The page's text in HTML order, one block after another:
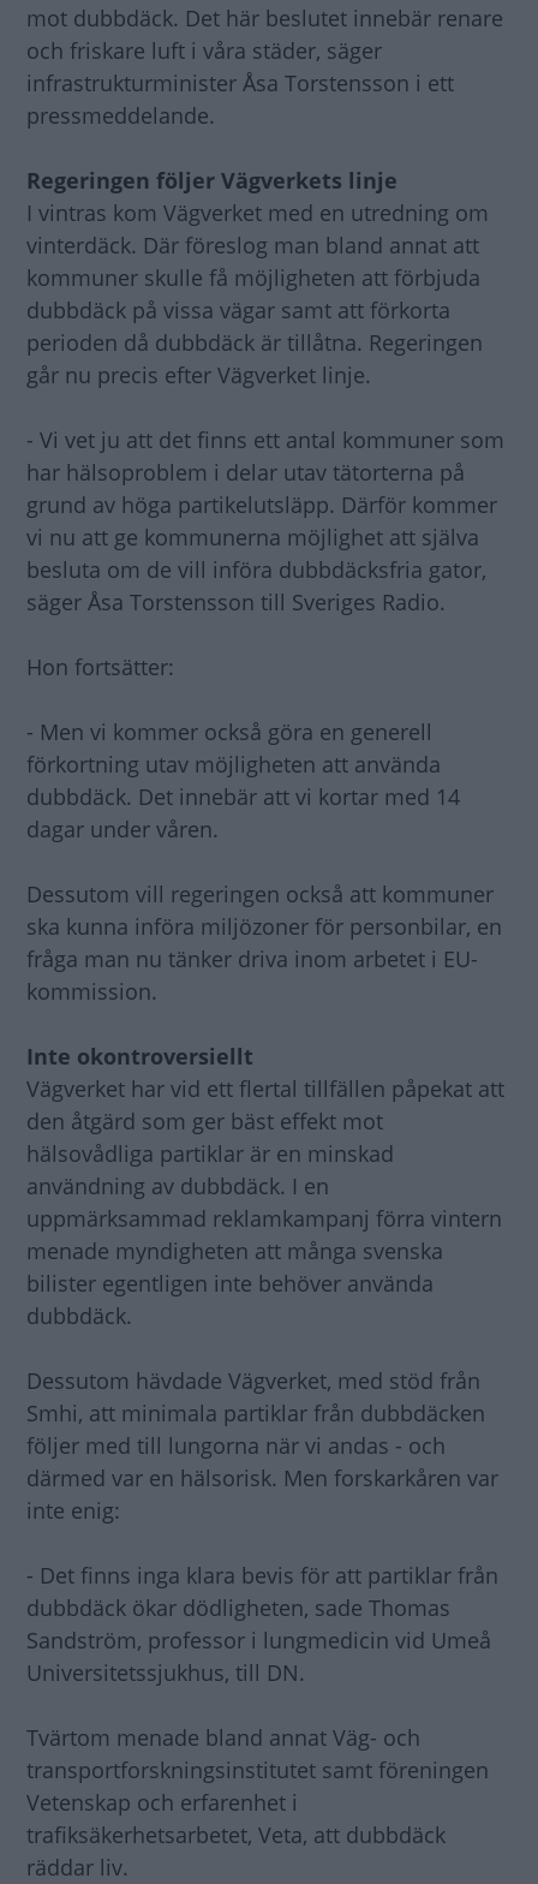
mot dubbdäck. Det här beslutet innebär renare
och friskare luft i våra städer, säger
infrastrukturminister Åsa Torstensson i ett
pressmeddelande.
Regeringen följer Vägverkets linje
I vintras kom Vägverket med en utredning om
vinterdäck. Där föreslog man bland annat att
kommuner skulle få möjligheten att förbjuda
dubbdäck på vissa vägar samt att förkorta
perioden då dubbdäck är tillåtna. Regeringen
går nu precis efter Vägverket linje.
- Vi vet ju att det finns ett antal kommuner som
har hälsoproblem i delar utav tätorterna på
grund av höga partikelutsläpp. Därför kommer
vi nu att ge kommunerna möjlighet att själva
besluta om de vill införa dubbdäcksfria gator,
säger Åsa Torstensson till Sveriges Radio.
Hon fortsätter:
- Men vi kommer också göra en generell
förkortning utav möjligheten att använda
dubbdäck. Det innebär att vi kortar med 14
dagar under våren.
Dessutom vill regeringen också att kommuner
ska kunna införa miljözoner för personbilar, en
fråga man nu tänker driva inom arbetet i EU-
kommission.
Inte okontroversiellt
Vägverket har vid ett flertal tillfällen påpekat att
den åtgärd som ger bäst effekt mot
hälsovådliga partiklar är en minskad
användning av dubbdäck. I en
uppmärksammad reklamkampanj förra vintern
menade myndigheten att många svenska
bilister egentligen inte behöver använda
dubbdäck.
Dessutom hävdade Vägverket, med stöd från
Smhi, att minimala partiklar från dubbdäcken
följer med till lungorna när vi andas - och
därmed var en hälsorisk. Men forskarkåren var
inte enig:
- Det finns inga klara bevis för att partiklar från
dubbdäck ökar dödligheten, sade Thomas
Sandström, professor i lungmedicin vid Umeå
Universitetssjukhus, till DN.
Tvärtom menade bland annat Väg- och
transportforskningsinstitutet samt föreningen
Vetenskap och erfarenhet i
trafiksäkerhetsarbetet, Veta, att dubbdäck
räddar liv.